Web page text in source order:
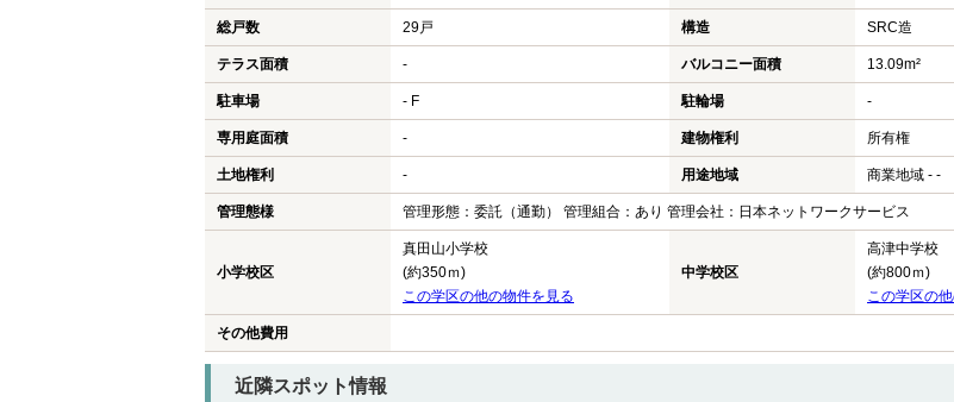
総戸数 29戸 構造 SRC造
テラス面積 - バルコニー面積 13.09m²
駐車場 - F 駐輪場 -
専用庭面積 - 建物権利 所有権
土地権利 - 用途地域 商業地域 - -
管理態様 管理形態：委託（通勤） 管理組合：あり 管理会社：日本ネットワークサービス
小学校区
真田山小学校
(約350ｍ)
この学区の他の物件を見る
中学校区
高津中学校
(約800ｍ)
この学区の
その他費用
近隣スポット情報